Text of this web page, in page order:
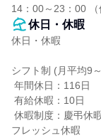
14：00～23：00
休日・休暇
休日・休暇
シフト制 (月平均9
フレッシュ休暇